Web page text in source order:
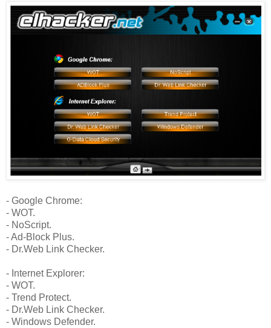
- Google Chrome:
- WOT.
- NoScript.
- Ad-Block Plus.
- Dr.Web Link Checker.
- Internet Explorer:
- WOT.
- Trend Protect.
- Dr.Web Link Checker.
- Windows Defender.